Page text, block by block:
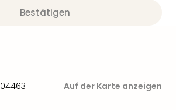
Bestätigen
04463
Auf der Karte anzeigen